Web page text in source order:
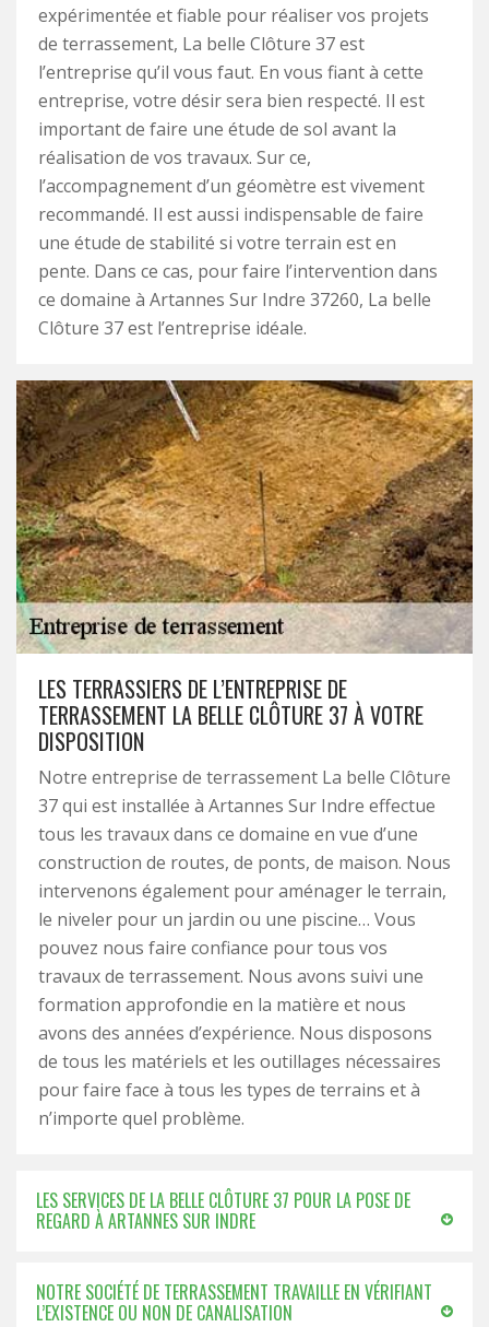
expérimentée et fiable pour réaliser vos projets
de terrassement, La belle Clôture 37 est
l’entreprise qu’il vous faut. En vous fiant à cette
entreprise, votre désir sera bien respecté. Il est
important de faire une étude de sol avant la
réalisation de vos travaux. Sur ce,
l’accompagnement d’un géomètre est vivement
recommandé. Il est aussi indispensable de faire
une étude de stabilité si votre terrain est en
pente. Dans ce cas, pour faire l’intervention dans
ce domaine à Artannes Sur Indre 37260, La belle
Clôture 37 est l’entreprise idéale.
LES TERRASSIERS DE L’ENTREPRISE DE
TERRASSEMENT LA BELLE CLÔTURE 37 À VOTRE
DISPOSITION
Notre entreprise de terrassement La belle Clôture
37 qui est installée à Artannes Sur Indre effectue
tous les travaux dans ce domaine en vue d’une
construction de routes, de ponts, de maison. Nous
intervenons également pour aménager le terrain,
le niveler pour un jardin ou une piscine… Vous
pouvez nous faire confiance pour tous vos
travaux de terrassement. Nous avons suivi une
formation approfondie en la matière et nous
avons des années d’expérience. Nous disposons
de tous les matériels et les outillages nécessaires
pour faire face à tous les types de terrains et à
n’importe quel problème.
LES SERVICES DE LA BELLE CLÔTURE 37 POUR LA POSE DE
REGARD À ARTANNES SUR INDRE
NOTRE SOCIÉTÉ DE TERRASSEMENT TRAVAILLE EN VÉRIFIANT
L’EXISTENCE OU NON DE CANALISATION